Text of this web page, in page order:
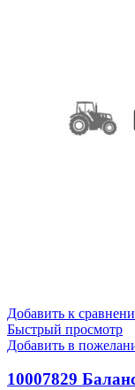
Добавить к
Быстрый просмотр
Добавить в
10007829